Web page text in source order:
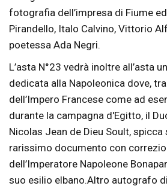
fotografia dell’impresa di Fiume
Pirandello, Italo Calvino, Vittorio
poetessa Ada Negri.
L’asta N°23 vedrà inoltre all’asta
dedicata alla Napoleonica dove,
dell’Impero Francese come ad
durante la campagna d'Egitto, il
Nicolas Jean de Dieu Soult, spicca
rarissimo documento con
dell’Imperatore Napoleone
suo esilio elbano.Altro autografo